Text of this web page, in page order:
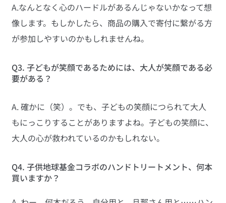
A.なんとなく心のハードルがあるんじゃないかなって想
像します。もしかしたら、商品の購入で寄付に繋がる方
が参加しやすいのかもしれませんね。
Q3. 子どもが笑顔であるためには、大人が笑顔である必
要がある？
A. 確かに（笑）。でも、子どもの笑顔につられて大人
もにっこりすることがありますよね。子どもの笑顔に、
大人の心が救われているのかもしれない。
Q4. 子供地球基金コラボのハンドトリートメント、何本
買いますか？